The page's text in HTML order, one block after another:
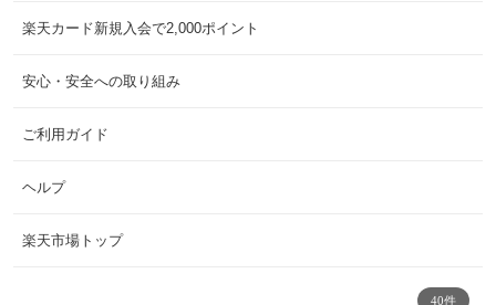
40件
楽天カード新規入会で2,000ポイント
安心・安全への取り組み
ご利用ガイド
ヘルプ
楽天市場トップ